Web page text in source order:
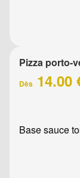
Pizza porto-
Dès 14.00
Base sauce